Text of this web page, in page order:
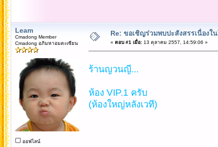
Leam
Cmadong Member
Cmadong อภิมหาอมตะเซียน
ออฟไลน์
Re: ขอเชิญร่วมพบปะสังสรรเนื่องใ
« ตอบ #1 เมื่อ:13 ตุลาคม 2557, 14:59:06 »
ร้านญวนญี...
ห้อง VIP.1 ครับ
(ห้องใหญ่หลังเวที)